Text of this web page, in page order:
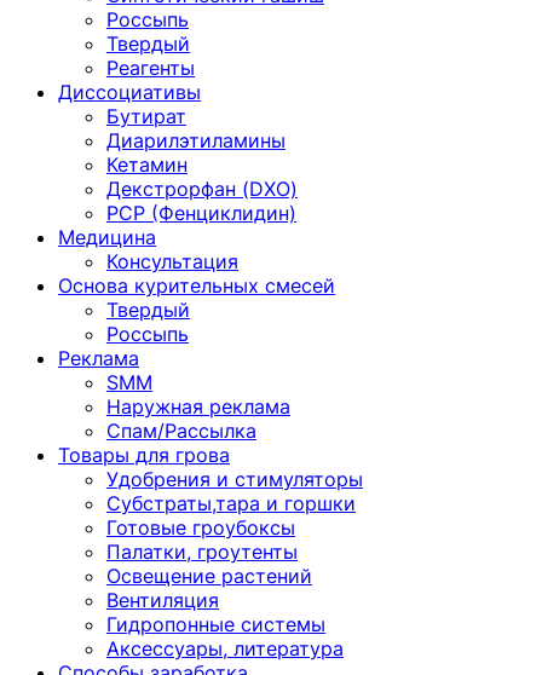
Россыпь
Твердый
Реагенты
Диссоциативы
Бутират
Диарилэтиламины
Кетамин
Декстрорфан (DXO)
PCP (Фенциклидин)
Медицина
Консультация
Основа курительных смесей
Твердый
Россыпь
Реклама
SMM
Наружная реклама
Спам/Рассылка
Товары для грова
Удобрения и стимуляторы
Субстраты,тара и горшки
Готовые гроубоксы
Палатки, гроутенты
Освещение растений
Вентиляция
Гидропонные системы
Аксессуары, литература